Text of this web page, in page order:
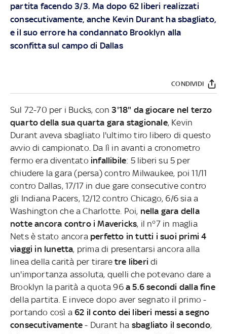
partita facendo 3/3. Ma dopo 62 liberi realizzati
consecutivamente, anche Kevin Durant ha sbagliato,
e il suo errore ha condannato Brooklyn alla
sconfitta sul campo di Dallas
CONDIVIDI
Sul 72-70 per i Bucks, con3'18" da giocare nel terzo
quarto della sua quarta gara stagionale, Kevin
Durant aveva sbagliato l'ultimo tiro libero di questo
avvio di campionato. Da lì in avanti a cronometro
fermo era diventato infallibile: 5 liberi su 5 per
chiudere la gara (persa) contro Milwaukee, poi 11/11
contro Dallas, 17/17 in due gare consecutive contro
gli Indiana Pacers, 12/12 contro Chicago, 6/6 sia a
Washington che a Charlotte. Poi, nella gara della
notte ancora contro i Mavericks, il n°7 in maglia
Nets è stato ancora perfetto in tutti i suoi primi 4
viaggi in lunetta, prima di presentarsi ancora alla
linea della carità per tiraretre liberidi
un'importanza assoluta, quelli che potevano dare a
Brooklyn la parità a quota 96 a 5.6 secondi dalla fine
della partita. E invece dopo aver segnato il primo -
portando così a 62 il conto dei liberi messi a segno
consecutivamente - Durant ha sbagliato il secondo,